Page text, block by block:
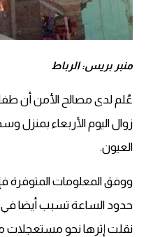
منبر بريس: الرباط
عُلم لدى مصالح الأمن أن
العيون.
ووفق المعلومات المتوفرة
حدود الساعة تسبب أيضا في
نقلت إثرها نحو